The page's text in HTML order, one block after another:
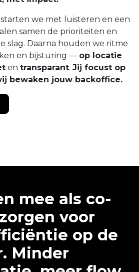
starten we met luisteren en een
samen de prioriteiten en
slag. Daarna houden we ritme
en bijsturing — op locatie
en transparant. Jij focust op
bewaken jouw backoffice.
mee als co-
voor
op de
Minder